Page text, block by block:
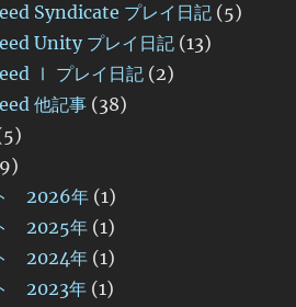
Syndicate プレイ日記 (5)
Unity プレイ日記 (13)
Ⅰ プレイ日記 (2)
他記事 (38)
2026年 (1)
2025年 (1)
2024年 (1)
2023年 (1)